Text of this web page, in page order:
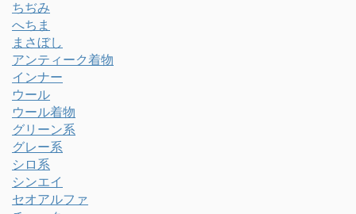
ちぢみ
へちま
まさぼし
アンティーク着物
インナー
ウール
ウール着物
グリーン系
グレー系
シロ系
シンエイ
セオアルファ